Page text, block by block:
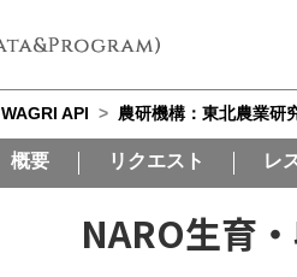
WAGRI API > 農研機構：東北農業研
概要 リクエスト レ
NARO生育